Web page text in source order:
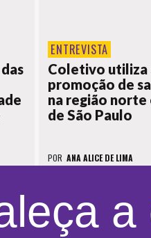
ENTREVISTA
Coletivo utiliza
promoção de
na região
de São Paulo
POR ANA ALICE DE LIMA